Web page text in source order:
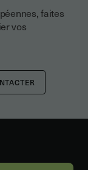
faites
vos